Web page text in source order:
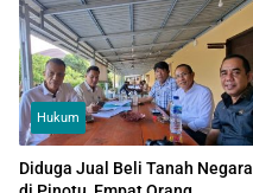
Hukum
Diduga Jual Beli Tanah Negara